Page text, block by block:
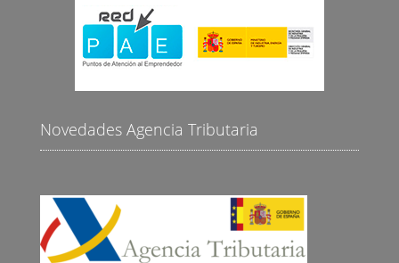
Novedades Agencia Tributaria